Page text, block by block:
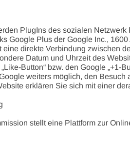
PlugIns des sozialen
Google Plus der Google Inc.,
direkte Verbindung zwischen
Datum und Uhrzeit des
Button“ bzw. den Google
weiters möglich, den
erklären Sie sich mit einer
stellt eine Plattform zur